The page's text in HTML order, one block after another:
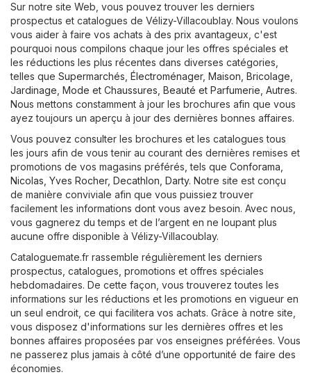
Sur notre site Web, vous pouvez trouver les derniers
prospectus et catalogues de Vélizy-Villacoublay. Nous voulons
vous aider à faire vos achats à des prix avantageux, c'est
pourquoi nous compilons chaque jour les offres spéciales et
les réductions les plus récentes dans diverses catégories,
telles que Supermarchés Électroménager, Maison, Bricolage,
Jardinage Mode et Chaussures Beauté et Parfumerie Autres.
Nous mettons constamment à jour les brochures afin que vous
ayez toujours un aperçu à jour des dernières bonnes affaires.
Vous pouvez consulter les brochures et les catalogues tous
les jours afin de vous tenir au courant des dernières remises et
promotions de vos magasins préférés, tels que Conforama
Nicolas Yves Rocher, Decathlon Darty. Notre site est conçu
de manière conviviale afin que vous puissiez trouver
facilement les informations dont vous avez besoin. Avec nous,
vous gagnerez du temps et de l’argent en ne loupant plus
aucune offre disponible à Vélizy-Villacoublay.
Cataloguemate.fr rassemble régulièrement les derniers
prospectus, catalogues, promotions et offres spéciales
hebdomadaires. De cette façon, vous trouverez toutes les
informations sur les réductions et les promotions en vigueur en
un seul endroit, ce qui facilitera vos achats. Grâce à notre site,
vous disposez d'informations sur les dernières offres et les
bonnes affaires proposées par vos enseignes préférées. Vous
ne passerez plus jamais à côté d’une opportunité de faire des
économies.